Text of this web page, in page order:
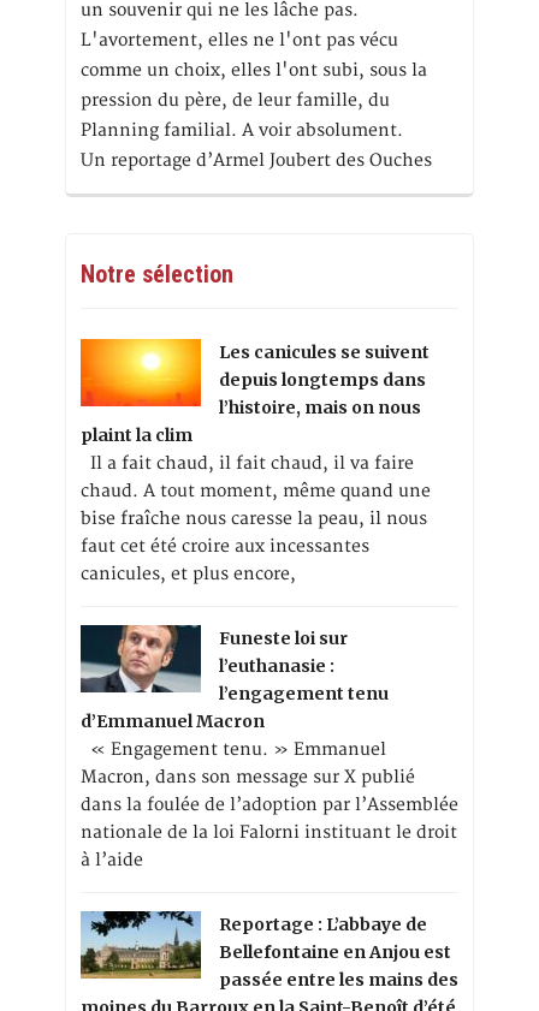
un souvenir qui ne les lâche pas.
L'avortement, elles ne l'ont pas vécu
comme un choix, elles l'ont subi, sous la
pression du père, de leur famille, du
Planning familial. A voir absolument.
Un reportage d’Armel Joubert des Ouches
Notre sélection
Les canicules se suivent
depuis longtemps dans
l’histoire, mais on nous
plaint la clim
Il a fait chaud, il fait chaud, il va faire
chaud. A tout moment, même quand une
bise fraîche nous caresse la peau, il nous
faut cet été croire aux incessantes
canicules, et plus encore,
Funeste loi sur
l’euthanasie :
l’engagement tenu
d’Emmanuel Macron
« Engagement tenu. » Emmanuel
Macron, dans son message sur X publié
dans la foulée de l’adoption par l’Assemblée
nationale de la loi Falorni instituant le droit
à l’aide
Reportage : L’abbaye de
Bellefontaine en Anjou est
passée entre les mains des